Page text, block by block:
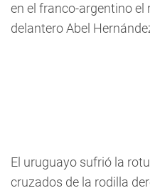
en el franco-argentino el
delantero Abel
El uruguayo sufrió la
cruzados de la rodilla